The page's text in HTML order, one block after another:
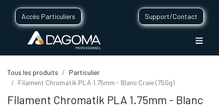
Accès Particuliers Support/Contact
Tous les produits
Particulier
Filament Chromatik PLA 1.75mm - Blanc Craie (750g)
Filament Chromatik PLA 1.75mm - Blanc